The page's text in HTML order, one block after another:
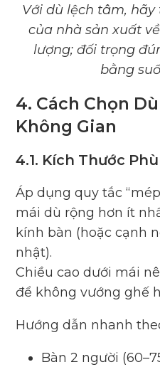
Với dù lệch tâm,
của nhà sản xuất
lượng; đối trọng
bằng
4. Cách Chọn
Không Gian
4.1. Kích Thước
Áp dụng quy tắc
mái dù rộng hơn ít
kính bàn (hoặc cạnh
nhật).
Chiều cao dưới mái
để không vướng ghế
Hướng dẫn nhanh
Bàn 2 người